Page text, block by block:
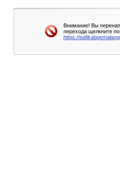
Внимание! Вы
перехода щелкните
https://